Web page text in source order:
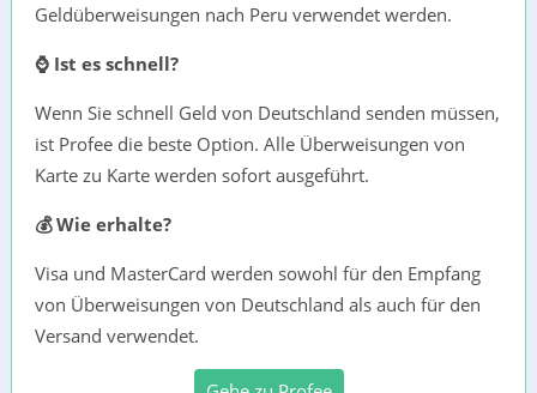
Geldüberweisungen nach Peru verwendet werden.
⌚ Ist es schnell?
Wenn Sie schnell Geld von Deutschland senden müssen,
ist Profee die beste Option. Alle Überweisungen von
Karte zu Karte werden sofort ausgeführt.
💰 Wie erhalte?
Visa und MasterCard werden sowohl für den Empfang
von Überweisungen von Deutschland als auch für den
Versand verwendet.